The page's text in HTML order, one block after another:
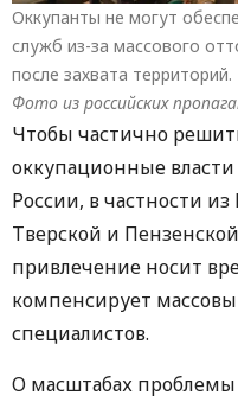
Оккупанты не могут
служб из-за массового
после захвата территорий.
Фото из российских
Чтобы частично
оккупационные власти
России, в частности
Тверской и
привлечение носит
компенсирует
специалистов.
О масштабах